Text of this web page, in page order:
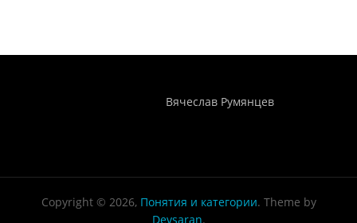
Вячеслав Румянцев
Copyright © 2026, Понятия и категории. Theme by
Devsaran.